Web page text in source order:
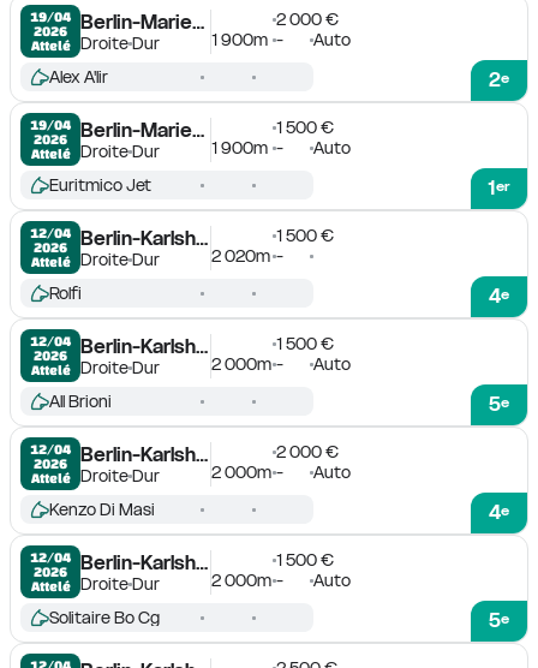
19/04
2026
Attelé
Berlin-Mariendorf
DroiteDur
2 000 €
1 900m - Auto
2e
Alex A'lir
19/04
2026
Attelé
Berlin-Mariendorf
DroiteDur
1 500 €
1 900m - Auto
1er
Euritmico Jet
12/04
2026
Attelé
Berlin-Karlshorst
DroiteDur
1 500 €
2 020m -
4e
Rolfi
12/04
2026
Attelé
Berlin-Karlshorst
DroiteDur
1 500 €
2 000m - Auto
5e
All Brioni
12/04
2026
Attelé
Berlin-Karlshorst
DroiteDur
2 000 €
2 000m - Auto
4e
Kenzo Di Masi
12/04
2026
Attelé
Berlin-Karlshorst
DroiteDur
1 500 €
2 000m - Auto
5e
Solitaire Bo Cg